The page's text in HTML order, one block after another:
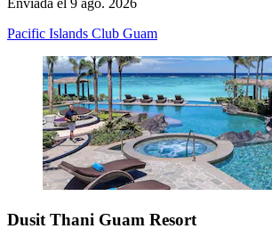
Enviada el 9 ago. 2026
Pacific Islands Club Guam
Dusit Thani Guam Resort